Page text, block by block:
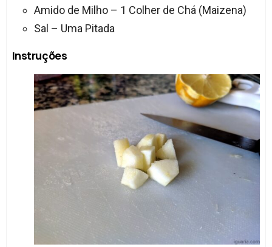
Amido de Milho – 1 Colher de Chá (Maizena)
Sal – Uma Pitada
Instruções